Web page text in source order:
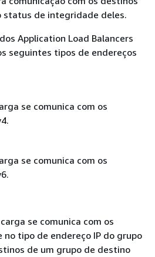
status de integridade deles.
Application Load Balancers
seguintes tipos de endereços
se comunica com os
se comunica com os
se comunica com os
no tipo de endereço IP do grupo
de um grupo de destino